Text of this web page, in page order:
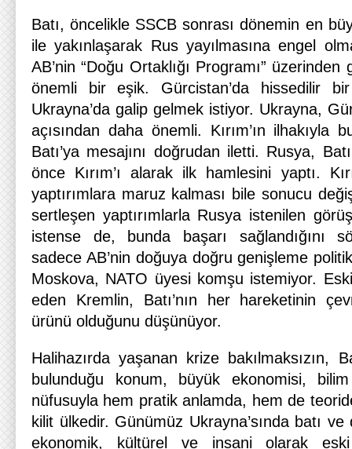
Batı, öncelikle SSCB sonrası dönemin en
ile yakınlaşarak Rus yayılmasına engel
AB’nin “Doğu Ortaklığı Programı”
önemli bir eşik. Gürcistan’da hissedilir
Ukrayna’da galip gelmek istiyor. Ukrayna,
açısından daha önemli. Kırım’ın ilhakıyla
Batı’ya mesajını doğrudan iletti. Rusya,
önce Kırım’ı alarak ilk hamlesini yaptı.
yaptırımlara maruz kalması bile sonucu
sertleşen yaptırımlarla Rusya istenilen
istense de, bunda başarı sağlandığını
sadece AB’nin doğuya doğru genişleme
Moskova, NATO üyesi komşu istemiyor.
eden Kremlin, Batı’nın her hareketinin
ürünü olduğunu düşünüyor.
Halihazırda yaşanan krize bakılmaksızın,
bulunduğu konum, büyük ekonomisi,
nüfusuyla hem pratik anlamda, hem de
kilit ülkedir. Günümüz Ukrayna’sında batı ve
ekonomik, kültürel ve insani olarak eski